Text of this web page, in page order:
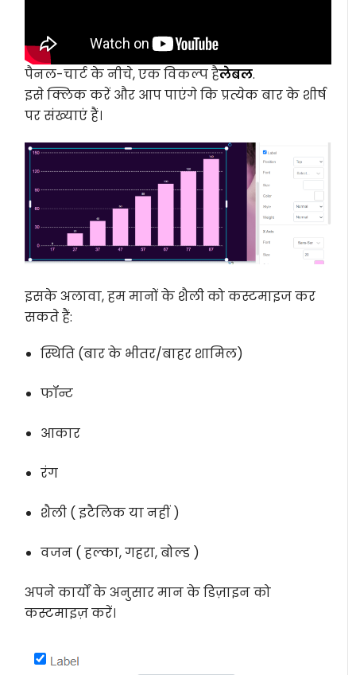
पैनल-चार्ट के नीचे, एक विकल्प हैलेबल.
इसे क्लिक करें और आप पाएंगे कि प्रत्येक बार के शीर्ष
पर संख्याएं हैं।
इसके अलावा, हम मानों के शैली को कस्टमाइज कर
सकते हैं:
स्थिति (बार के भीतर/बाहर शामिल)
फॉन्ट
आकार
रंग
शैली ( इटैलिक या नहीं )
वजन ( हल्का, गहरा, बोल्ड )
अपने कार्यों के अनुसार मान के डिज़ाइन को
कस्टमाइज़ करें।